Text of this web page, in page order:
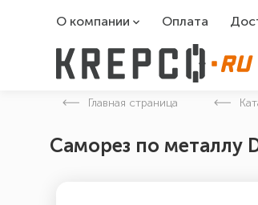
О компании
О компании
Оплата
Главная страница
Саморез по металлу